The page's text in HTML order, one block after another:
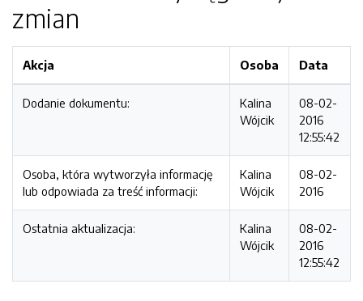
zmian
Akcja Osoba Data
Dodanie dokumentu:
Kalina
Wójcik
08-02-
2016
12:55:42
Osoba, która wytworzyła informację
lub odpowiada za treść informacji:
Kalina
Wójcik
08-02-
2016
Ostatnia aktualizacja:
Kalina
Wójcik
08-02-
2016
12:55:42